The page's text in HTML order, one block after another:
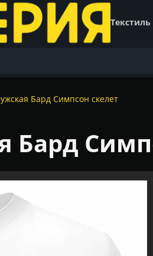
Текстиль
Бард Симпсон скелет
Бард